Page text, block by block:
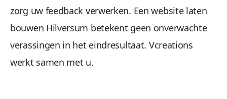
zorg uw feedback verwerken. Een website laten
bouwen Hilversum betekent geen onverwachte
verassingen in het eindresultaat. Vcreations
werkt samen met u.